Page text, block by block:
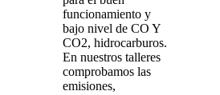
funcionamiento y
bajo nivel de CO Y
CO2, hidrocarburos.
En nuestros talleres
comprobamos las
emisiones,